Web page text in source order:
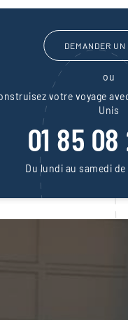
DEMANDER UN
ou
votre voyage
Unis
01 85
Du lundi au samedi de